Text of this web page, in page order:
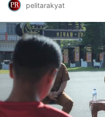
pelitarakyat